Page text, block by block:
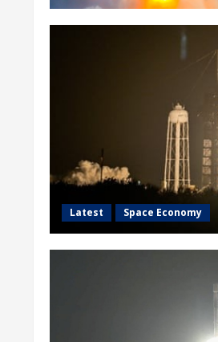
Latest Space Economy